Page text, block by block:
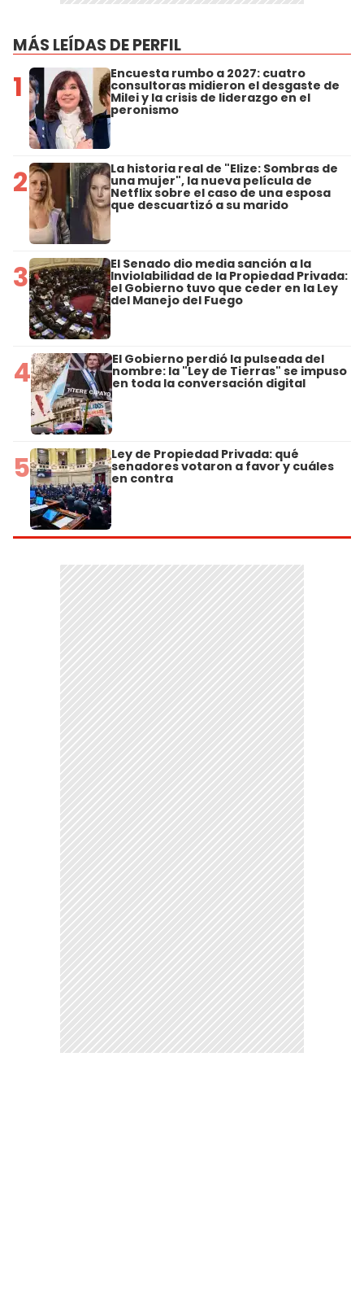
MÁS LEÍDAS DE PERFIL
1 Encuesta rumbo a 2027: cuatro
consultoras midieron el desgaste de
Milei y la crisis de liderazgo en el
peronismo
2 La historia real de "Elize: Sombras de
una mujer", la nueva película de
Netflix sobre el caso de una esposa
que descuartizó a su marido
3 El Senado dio media sanción a la
Inviolabilidad de la Propiedad Privada:
el Gobierno tuvo que ceder en la Ley
del Manejo del Fuego
4 El Gobierno perdió la pulseada del
nombre: la "Ley de Tierras" se impuso
en toda la conversación digital
5 Ley de Propiedad Privada: qué
senadores votaron a favor y cuáles
en contra